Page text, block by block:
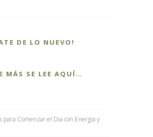
DE LO NUEVO!
MÁS SE LEE AQUÍ…
para Comenzar el Dia con Energia y